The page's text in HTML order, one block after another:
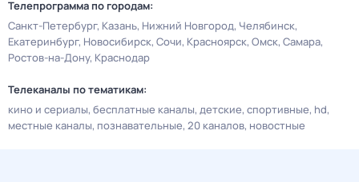
Телепрограмма по городам:
Санкт-Петербург Казань Нижний Новгород Челябинск
Екатеринбург Новосибирск Сочи Красноярск Омск Самара
Ростов-на-Дону Краснодар
Телеканалы по тематикам:
кино и сериалы бесплатные каналы детские спортивные hd
местные каналы познавательные 20 каналов новостные